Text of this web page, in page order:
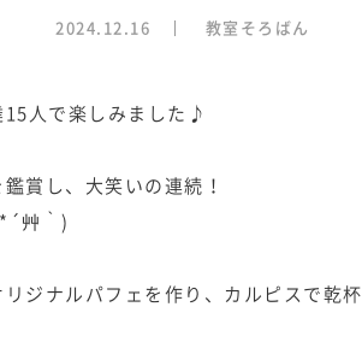
2024.12.16 教室そろばん
15人で楽しみました♪
賞し、大笑いの連続！
艸｀)
ジナルパフェを作り、カルピスで乾杯